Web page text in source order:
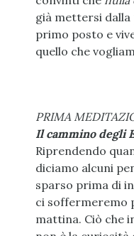
già mettersi
primo posto e
quello che
PRIMA
Il cammino degli
Riprendendo
diciamo alcuni
sparso prima di
ci soffermeremo
mattina. Ciò che